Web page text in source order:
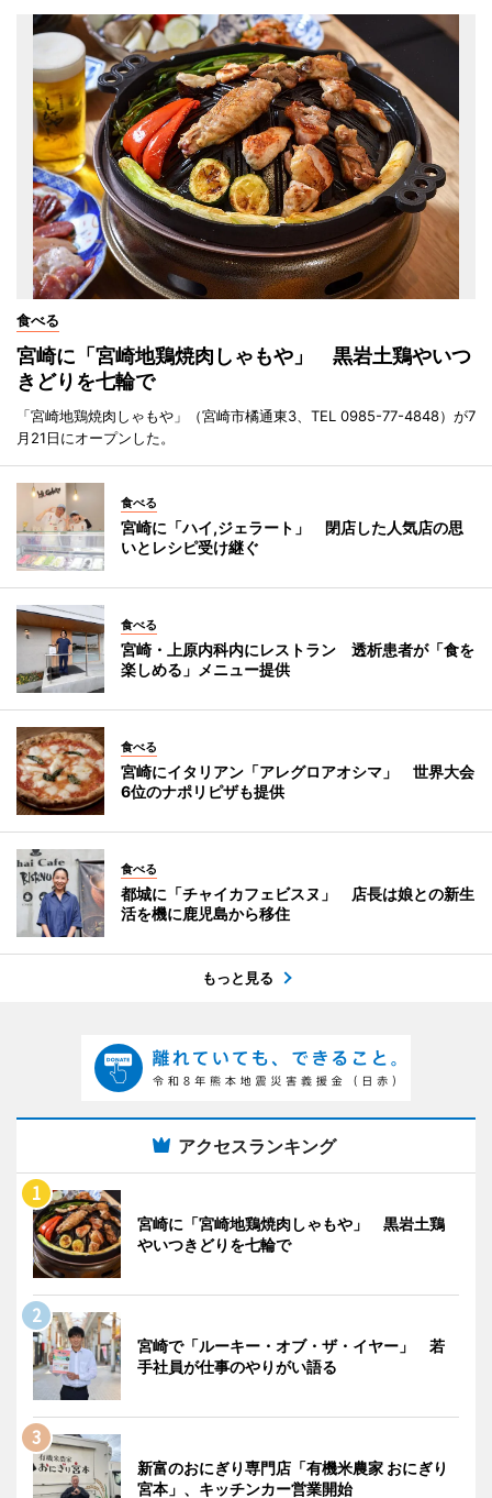
食べる
宮崎に「宮崎地鶏焼肉しゃもや」 黒岩土鶏やいつ
きどりを七輪で
「宮崎地鶏焼肉しゃもや」（宮崎市橘通東3、TEL 0985-77-4848）が7
月21日にオープンした。
食べる
宮崎に「ハイ,ジェラート」 閉店した人気店の思
いとレシピ受け継ぐ
食べる
宮崎・上原内科内にレストラン 透析患者が「食を
楽しめる」メニュー提供
食べる
宮崎にイタリアン「アレグロアオシマ」 世界大会
6位のナポリピザも提供
食べる
都城に「チャイカフェビスヌ」 店長は娘との新生
活を機に鹿児島から移住
もっと見る
アクセスランキング
宮崎に「宮崎地鶏焼肉しゃもや」 黒岩土鶏
やいつきどりを七輪で
宮崎で「ルーキー・オブ・ザ・イヤー」 若
手社員が仕事のやりがい語る
新富のおにぎり専門店「有機米農家 おにぎり
宮本」、キッチンカー営業開始